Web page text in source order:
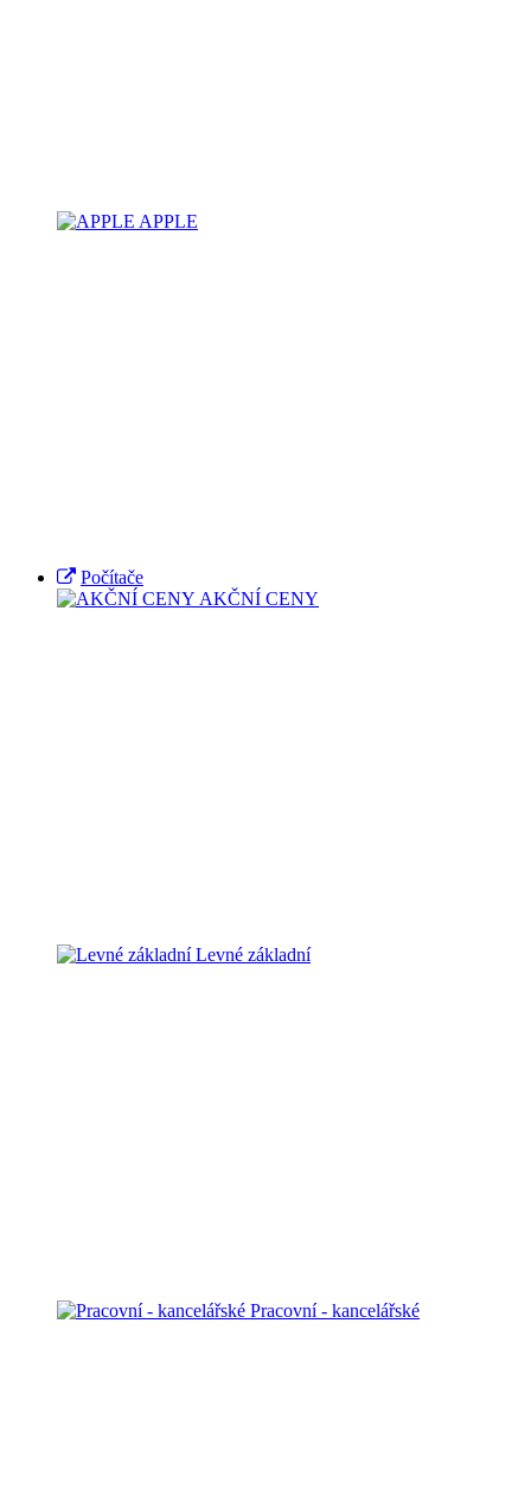
APPLE
Počítače
AKČNÍ CENY
Levné základní
Pracovní - kancelářské